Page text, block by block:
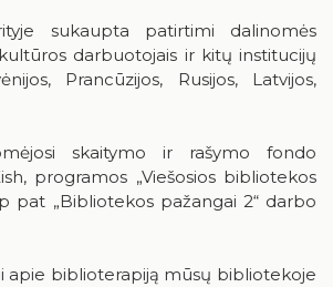
sukaupta patirtimi dalinomės
darbuotojais ir kitų institucijų
Prancūzijos, Rusijos, Latvijos,
skaitymo ir rašymo fondo
programos „Viešosios bibliotekos
pat „Bibliotekos pažangai 2“ darbo
apie biblioterapiją mūsų bibliotekoje